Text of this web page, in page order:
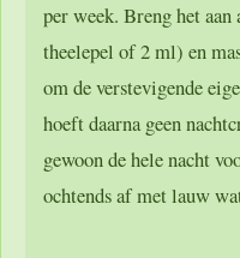
per week. Breng het aan
theelepel of 2 ml) en
om de verstevigende
hoeft daarna geen
gewoon de hele nacht
ochtends af met lauw